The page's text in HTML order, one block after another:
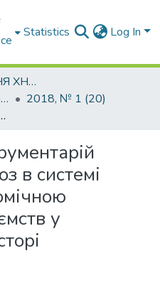
Statistics Log In
НАУКОВІ ВИДАННЯ ХНАДУ
Проблеми і перспективи розвитку підприємництва
2018, № 1 (20)
безпекою підприємств у глобальному просторі
в системі
у